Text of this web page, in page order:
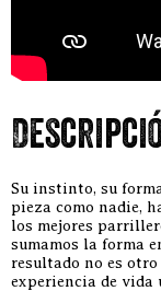
Su instinto, su
pieza como nadie,
los mejores
sumamos la forma
resultado no es otro
experiencia de vida